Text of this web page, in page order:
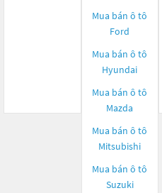
Mua bán ô tô
Ford
Mua bán ô tô
Hyundai
Mua bán ô tô
Mazda
Mua bán ô tô
Mitsubishi
Mua bán ô tô
Suzuki